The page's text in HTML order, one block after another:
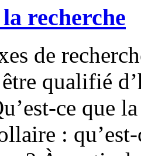
recherche
de
qualifié
ce que
: